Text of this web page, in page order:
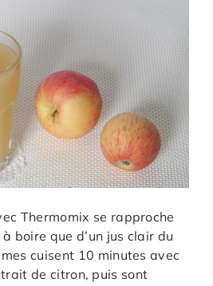
Thermomix se rapproche
boire que d’un jus clair du
cuisent 10 minutes avec
trait de citron, puis sont